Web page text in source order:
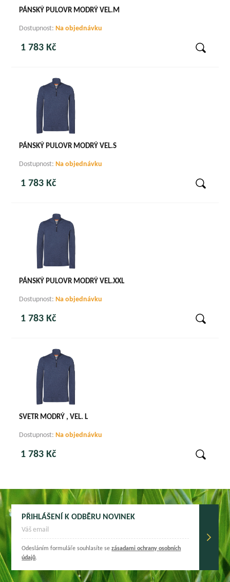
PÁNSKÝ PULOVR MODRÝ VEL.M
Dostupnost:Na objednávku
1 783 Kč
PÁNSKÝ PULOVR MODRÝ VEL.S
Dostupnost: Na objednávku
1 783 Kč
PÁNSKÝ PULOVR MODRÝ VEL.XXL
Dostupnost:Na objednávku
1 783 Kč
SVETR MODRÝ , VEL. L
Dostupnost: Na objednávku
1 783 Kč
PŘIHLÁŠENÍ K ODBĚRU NOVINEK
Odesláním formuláře souhlasíte sezásadami ochrany osobních
údajů.